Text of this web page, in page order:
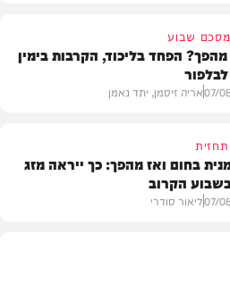
מסכם שבוע
הפחד בליכוד, הקרבות בימין
07/אריה זיסמן, יתד נאמן
בחום ואז מהפך: כך ייראה מזג
הקרוב
07/ליאור סודרי